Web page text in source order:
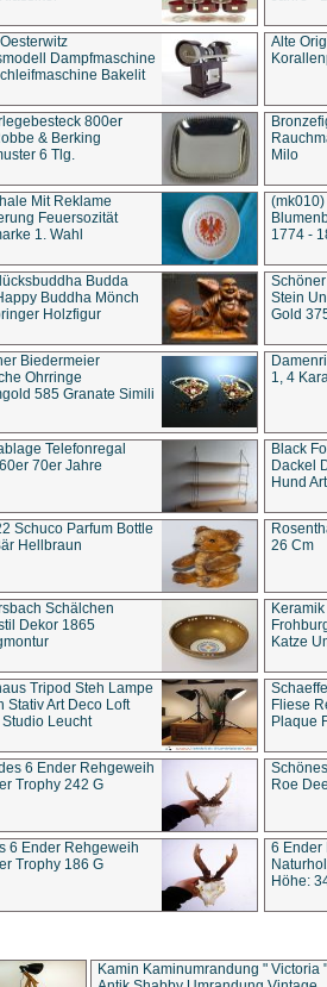
Dampfmaschine
Bakelit
Alte
800er
& Berking
6 Tlg.
Milo
Mit Reklame
Feuersozität
1. Wahl
1774 -
Budda
Buddha Mönch
Holzfigur
Stein
Gold
Biedermeier
Ohrringe
585 Granate Simili
1, 4
Telefonregal
70er Jahre
Black
Dackel
Hund
Schuco Parfum Bottle
Hellbraun
26 Cm
Schälchen
Dekor 1865
Katze
Tripod Steh Lampe
Stativ Art Deco Loft
Leucht
Fliese
Plaque
6 Ender Rehgeweih
Trophy 242 G
Roe
6 Ender Rehgeweih
Trophy 186 G
6 Ender
Höhe:
Kamin Kaminumrandung " Victoria "